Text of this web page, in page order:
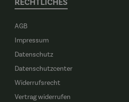
RECHTLICHES
AGB
Impressum
Datenschutz
Datenschutzcenter
Widerrufsrecht
Vertrag widerrufen